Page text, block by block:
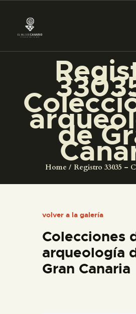
de
Home Registro 33035 –
PREPARAR LA
ACTIVIDADES
EL MUSEO
DIDÁCTICA
ESPAÑOL
volver a la galería
Colecciones
arqueología
Gran Canaria